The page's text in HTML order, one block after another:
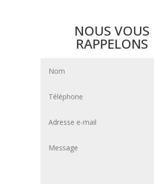
NOUS VOUS
RAPPELONS